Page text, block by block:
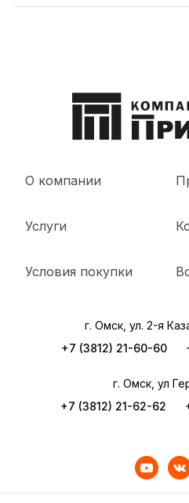
О компании
Услуги
Условия покупки
г. Омск, ул. 2-я
+7 (3812) 21-60-60
г. Омск, ул
+7 (3812) 21-62-62